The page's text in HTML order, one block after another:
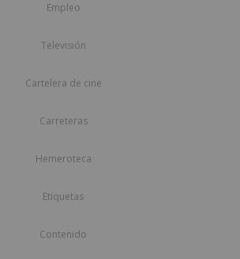
Empleo
Televisión
Cartelera de cine
Carreteras
Hemeroteca
Etiquetas
Contenido